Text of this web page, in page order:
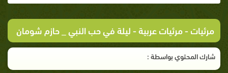
مرئيات -مرئيات عربية- ليلة في حب النبي _ حازم شومان
شارك المحتوي بواسطة :